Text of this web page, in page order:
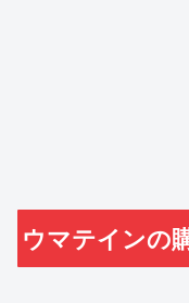
ウマテインの